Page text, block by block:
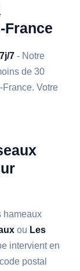
France
7 - Notre
de 30
Votre
hameaux
ou Les
intervient en
postal